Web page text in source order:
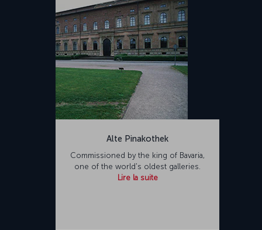
Alte Pinakothek
Commissioned by the king of Bavaria,
one of the world's oldest galleries.
Lire la suite